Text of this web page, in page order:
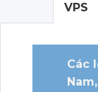
VPS
Các